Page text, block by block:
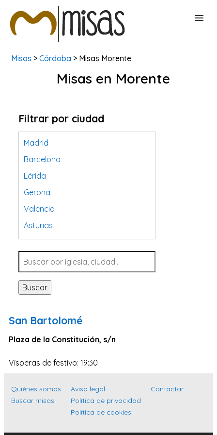
BUSCAR MISAS
Misas > Córdoba > Misas Morente
Misas en Morente
Filtrar por ciudad
Madrid
Barcelona
Lérida
Gerona
Valencia
Asturias
Tarragona
Navarra
Valladolid
Sevilla
Santa Cruz de Tenerife
Cantabria
Islas Baleares
Málaga
Buscar
San Bartolomé
Plaza de la Constitución, s/n
Vísperas de festivo: 19:30
Quiénes somos
Buscar misas
Aviso legal
Política de privacidad
Política de cookies
Contactar